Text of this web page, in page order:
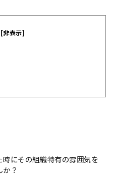
[非表示]
にその組織特有の雰囲気を
？